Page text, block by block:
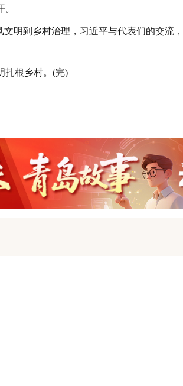
明到乡村治理，习近平与代表们的交流
根乡村。(完)